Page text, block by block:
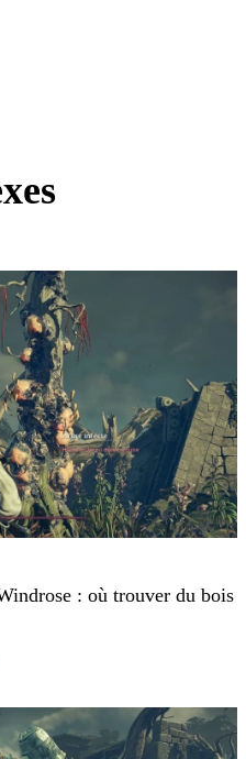
: où trouver du bois